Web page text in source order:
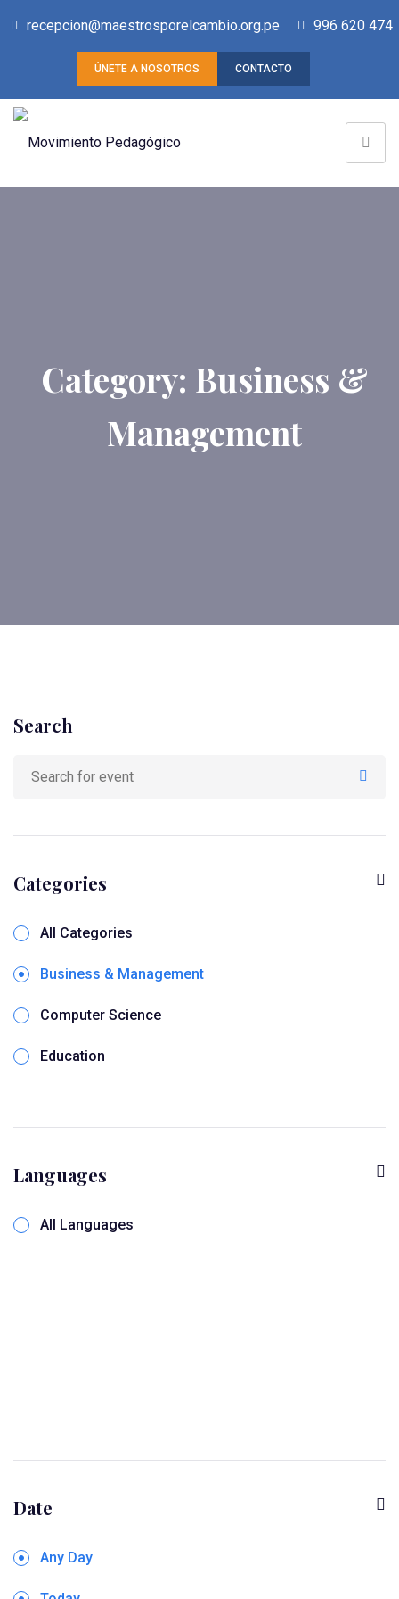
recepcion@maestrosporelcambio.org.pe 996 620 474
ÚNETE A NOSOTROS CONTACTO
Category: Business &
Management
Search
Categories
All Categories
Business & Management
Computer Science
Education
Languages
All Languages
Date
Any Day